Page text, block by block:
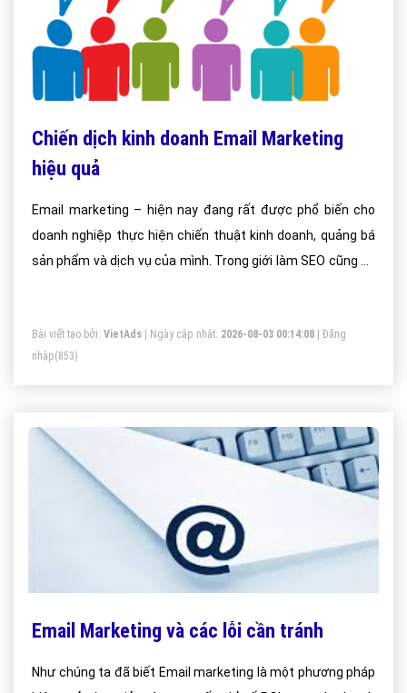
Chiến dịch kinh doanh Email Marketing
hiệu quả
Email marketing – hiện nay đang rất được phổ biến cho
doanh nghiệp thực hiện chiến thuật kinh doanh, quảng bá
sản phẩm và dịch vụ của mình. Trong giới làm SEO cũng áp
Bài viết tạo bởi: VietAds | Ngày cập nhật: 2026-08-03 00:14:08
Đăng
nhập(853)
Email Marketing và các lỗi cần tránh
Như chúng ta đã biết Email marketing là một phương pháp